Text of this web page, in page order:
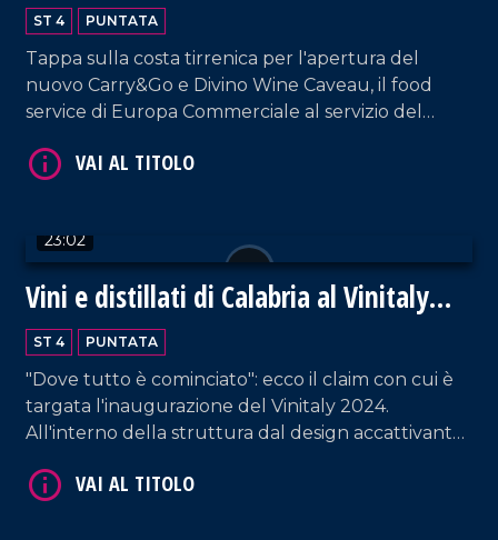
ST 4 PUNTATA
Tappa sulla costa tirrenica per l'apertura del
nuovo Carry&Go e Divino Wine Caveau, il food
service di Europa Commerciale al servizio del
23:02
Vini e distillati di Calabria al Vinitaly
2024
ST 4 PUNTATA
"Dove tutto è cominciato": ecco il claim con cui è
targata l'inaugurazione del Vinitaly 2024.
All'interno della struttura dal design accattivante,
da tutta la Calabria - raccontano la propria
VAI AL TITOLO
VAI AL TITOLO